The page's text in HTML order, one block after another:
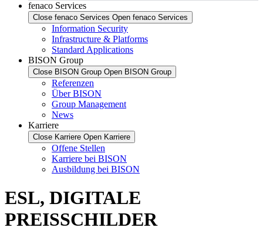
fenaco Services
Close fenaco Services Open fenaco Services
Information Security
Infrastructure & Platforms
Standard Applications
BISON Group
Close BISON Group Open BISON Group
Referenzen
Über BISON
Group Management
News
Karriere
Close Karriere Open Karriere
Offene Stellen
Karriere bei BISON
Ausbildung bei BISON
ESL, DIGITALE
PREISSCHILDER